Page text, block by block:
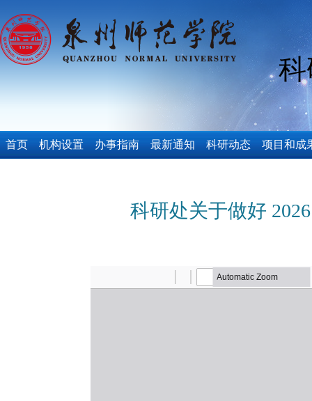
首页 机构设置 办事指南 最新通知 科研动态 项目和成
科研处关于做好